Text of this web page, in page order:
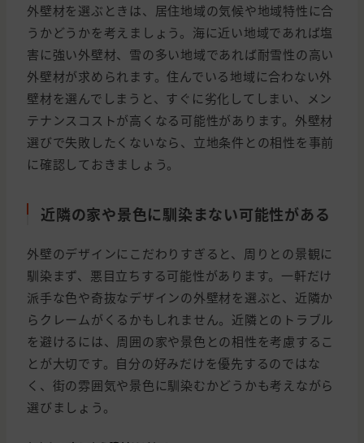
外壁材を選ぶときは、居住地域の気候や地域特性に合
うかどうかを考えましょう。海に近い地域であれば塩
害に強い外壁材、雪の多い地域であれば耐雪性の高い
外壁材が求められます。住んでいる地域に合わない外
壁材を選んでしまうと、すぐに劣化してしまい、メン
テナンスコストが高くなる可能性があります。外壁材
選びで失敗したくないなら、立地条件との相性を事前
に確認しておきましょう。
近隣の家や景色に馴染まない可能性がある
外壁のデザインにこだわりすぎると、周りとの景観に
馴染まず、悪目立ちする可能性があります。一軒だけ
派手な色や奇抜なデザインの外壁材を選ぶと、近隣か
らクレームがくるかもしれません。近隣とのトラブル
を避けるには、周囲の家や景色との相性を考慮するこ
とが大切です。自分の好みだけを優先するのではな
く、街の雰囲気や景色に馴染むかどうかも考えながら
選びましょう。